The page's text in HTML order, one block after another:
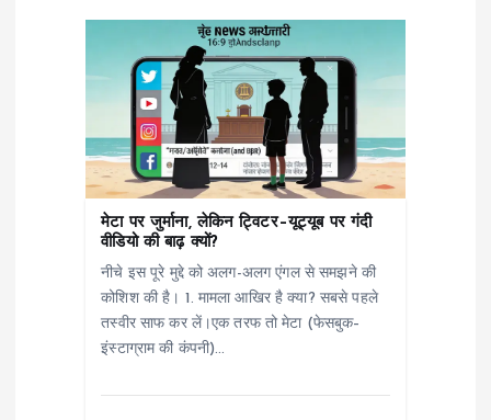
मेटा पर जुर्माना, लेकिन ट्विटर–यूट्यूब पर गंदी
वीडियो की बाढ़ क्यों?
नीचे इस पूरे मुद्दे को अलग-अलग एंगल से समझने की
कोशिश की है। 1. मामला आखिर है क्या? सबसे पहले
तस्वीर साफ कर लें।एक तरफ तो मेटा (फेसबुक–
इंस्टाग्राम की कंपनी)…